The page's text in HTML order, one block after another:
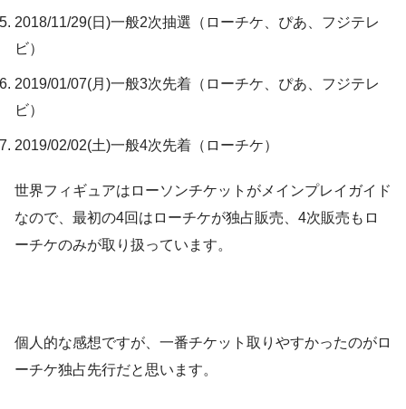
2018/11/29(日)一般2次抽選（ローチケ、ぴあ、フジテレ
ビ）
2019/01/07(月)一般3次先着（ローチケ、ぴあ、フジテレ
ビ）
2019/02/02(土)一般4次先着（ローチケ）
世界フィギュアはローソンチケットがメインプレイガイド
なので、最初の4回はローチケが独占販売、4次販売もロ
ーチケのみが取り扱っています。
個人的な感想ですが、一番チケット取りやすかったのがロ
ーチケ独占先行だと思います。